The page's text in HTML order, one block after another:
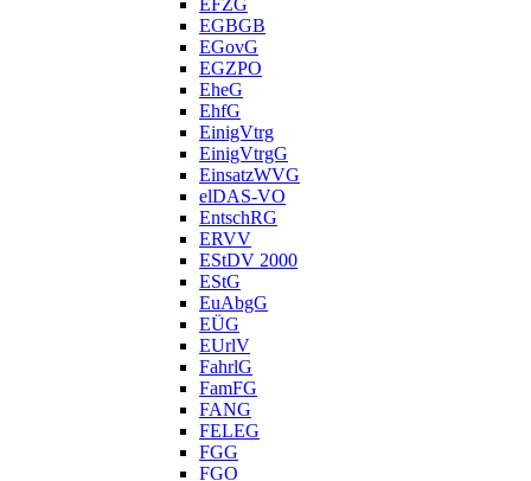
EGBGB
EGovG
EGZPO
EheG
EhfG
EinigVtrg
EinigVtrgG
EinsatzWVG
elDAS-VO
EntschRG
ERVV
EStDV 2000
EStG
EuAbgG
EÜG
EUrlV
FahrlG
FamFG
FANG
FELEG
FGG
FGO